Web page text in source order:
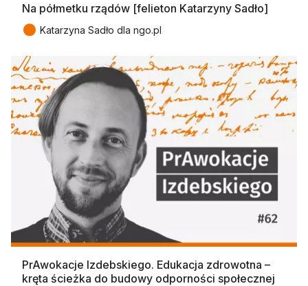
Na półmetku rządów [felieton Katarzyny Sadło]
● Katarzyna Sadło dla ngo.pl
PrAwokacje Izdebskiego. Edukacja zdrowotna –
kręta ścieżka do budowy odporności społecznej